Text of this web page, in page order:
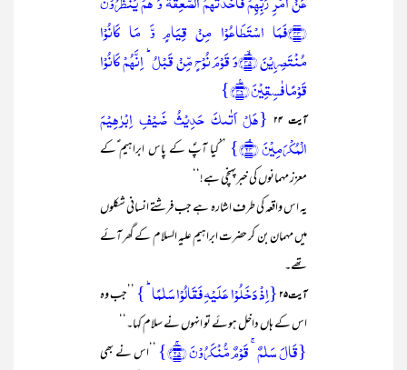
﴿۴۴﴾فَمَا اسۡتَطَاعُوۡا مِنۡ قِیَامٍ وَّ مَا کَانُوۡا
مُنۡتَصِرِیۡنَ ﴿ۙ۴۵﴾وَ قَوۡمَ نُوۡحٍ مِّنۡ قَبۡلُ ؕ اِنَّہُمۡ کَانُوۡا
قَوۡمًا فٰسِقِیۡنَ ﴿٪۴۶﴾}
آیت ۲۴
{ہَلۡ اَتٰىکَ حَدِیۡثُ ضَیۡفِ اِبۡرٰہِیۡمَ
الۡمُکۡرَمِیۡنَ ﴿ۘ۲۴﴾}
’’کیا آپؐ کے پاس ابراہیم ؑکے
معزز مہمانوں کی خبرپہنچی ہے!‘‘
یہ اس واقعہ کی طرف اشارہ ہے جب فرشتے انسانی شکلوں
میں مہمان بن کر حضرت ابراہیم علیہ السلام کے گھر آئے
تھے۔
آیت ۲۵ {اِذۡ دَخَلُوۡا عَلَیۡہِ فَقَالُوۡا سَلٰمًا ؕ } ’’جب وہ
اس کے ہاں داخل ہوئے تو انہوں نے سلام کہا۔‘‘
{قَالَ سَلٰمٌ ۚ قَوۡمٌ مُّنۡکَرُوۡنَ ﴿ۚ۲۵﴾}
’’اس نے بھی